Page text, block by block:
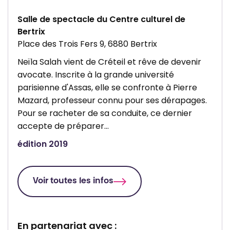
e
r
t
r
i
x
Salle de spectacle du Centre culturel de
Bertrix
Place des Trois Fers 9, 6880 Bertrix
Neïla Salah vient de Créteil et rêve de devenir
avocate. Inscrite à la grande université
parisienne d'Assas, elle se confronte à Pierre
Mazard, professeur connu pour ses dérapages.
Pour se racheter de sa conduite, ce dernier
accepte de préparer…
édition 2019
Voir toutes les infos
En partenariat avec :